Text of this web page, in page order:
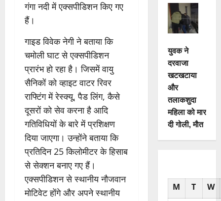
गंगा नदी में एक्सपीडिशन किए गए
हैं।
गाइड विवेक नेगी ने बताया कि
चमोली घाट से एक्सपीडिशन
प्रारंभ हो रहा है। जिसमें वायु
सैनिकों को व्हाइट वाटर रिवर
राफ्टिंग में रेस्क्यू, पैड लिंग, कैसे
दूसरों को सेव करना है आदि
गतिविधियों के बारे में प्रशिक्षण
दिया जाएगा। उन्होंने बताया कि
प्रतिदिन 25 किलोमीटर के हिसाब
से सेक्शन बनाए गए हैं।
एक्सपीडिशन से स्थानीय नौजवान
मोटिवेट होंगे और अपने स्थानीय
युवक ने
दरवाजा
खटखटाया
और
तलाकशुदा
महिला को मार
दी गोली, माैत
M T W